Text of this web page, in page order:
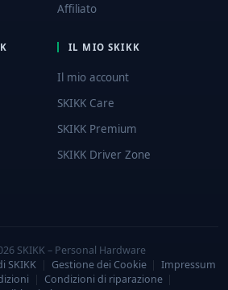
Affiliato
IL MIO SKIKK
Il mio account
SKIKK Care
SKIKK Premium
SKIKK Driver Zone
SKIKK – Personal Hardware
SKIKK | Gestione dei Cookie | Impressum
| Condizioni di riparazione |